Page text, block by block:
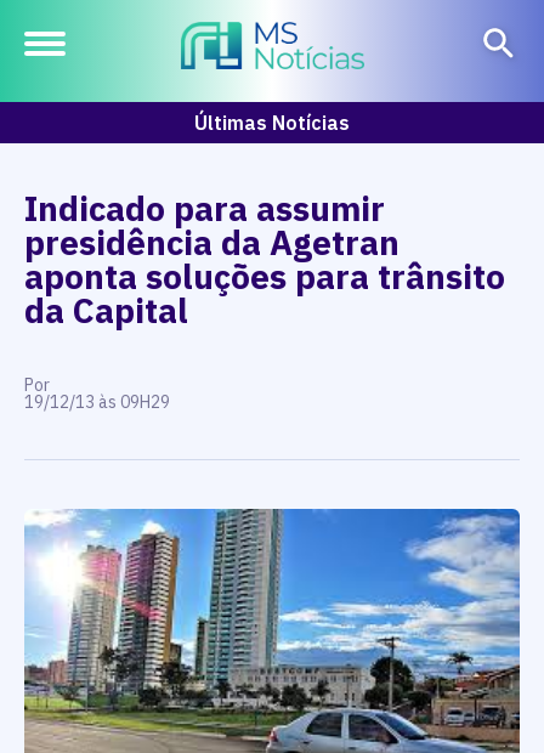
Últimas Notícias
Indicado para assumir
presidência da Agetran
aponta soluções para trânsito
da Capital
Por
19/12/13 às 09H29